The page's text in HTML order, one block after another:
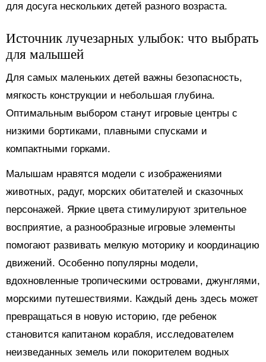
для досуга нескольких детей разного возраста.
Источник лучезарных улыбок: что выбрать
для малышей
Для самых маленьких детей важны безопасность,
мягкость конструкции и небольшая глубина.
Оптимальным выбором станут игровые центры с
низкими бортиками, плавными спусками и
компактными горками.
Малышам нравятся модели с изображениями
животных, радуг, морских обитателей и сказочных
персонажей. Яркие цвета стимулируют зрительное
восприятие, а разнообразные игровые элементы
помогают развивать мелкую моторику и координацию
движений. Особенно популярны модели,
вдохновленные тропическими островами, джунглями,
морскими путешествиями. Каждый день здесь может
превращаться в новую историю, где ребенок
становится капитаном корабля, исследователем
неизведанных земель или покорителем водных